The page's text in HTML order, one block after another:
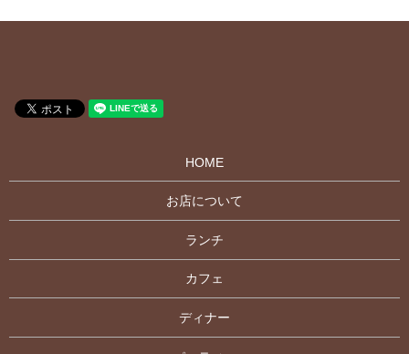
HOME
お店について
ランチ
カフェ
ディナー